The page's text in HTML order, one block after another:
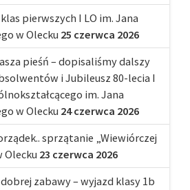
pierwszych I LO im. Jana
w Olecku 25 czerwca 2026
pieśń – dopisaliśmy dalszy
i Jubileusz 80-lecia I
im. Jana
w Olecku 24 czerwca 2026
sprzątanie „Wiewiórczej
Olecku 23 czerwca 2026
zabawy – wyjazd klasy 1b